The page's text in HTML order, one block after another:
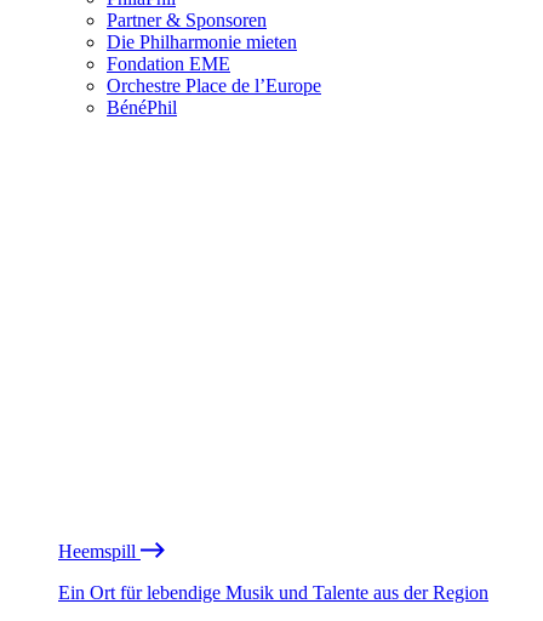
Partner & Sponsoren
Die Philharmonie mieten
Fondation EME
Orchestre Place de l’Europe
BénéPhil
Heemspill
Ein Ort für lebendige Musik und Talente aus der Region